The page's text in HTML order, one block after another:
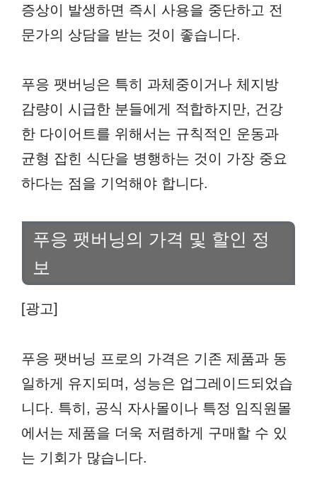
증상이 발생하면 즉시 사용을 중단하고 전
문가의 상담을 받는 것이 좋습니다.
푸응 팻버닝은 특히 과체중이거나 체지방
감량이 시급한 분들에게 적합하지만, 건강
한 다이어트를 위해서는 규칙적인 운동과
균형 잡힌 식단을 병행하는 것이 가장 중요
하다는 점을 기억해야 합니다.
푸응 팻버닝의 가격 및 할인 정
보
[광고]
푸응 팻버닝 프로의 가격은 기존 제품과 동
일하게 유지되며, 성능은 업그레이드되었습
니다. 특히, 공식 자사몰이나 특정 임직원몰
에서는 제품을 더욱 저렴하게 구매할 수 있
는 기회가 많습니다.